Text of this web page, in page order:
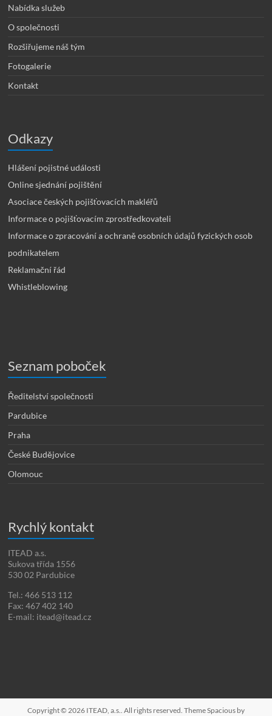
Nabídka služeb
O společnosti
Rozšiřujeme náš tým
Fotogalerie
Kontakt
Odkazy
Hlášení pojistné události
Online sjednání pojištění
Asociace českých pojišťovacích makléřů
Informace o pojišťovacím zprostředkovateli
Informace o zpracování a ochraně osobních údajů fyzických osob
podnikatelem
Reklamační řád
Whistleblowing
Seznam poboček
Ředitelství společnosti
Pardubice
Praha
České Budějovice
Olomouc
Rychlý kontakt
ITEAD a.s.
Sukova třída 1556
530 02 Pardubice
Tel.: 466 513 112
Fax: 467 402 140
E-mail: itead@itead.cz
Copyright © 2026 ITEAD, a.s.. All rights reserved. ThemeSpaciousby